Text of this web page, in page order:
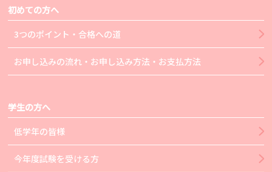
初めての方へ
3つのポイント・合格への道
お申し込みの流れ・お申し込み方法・お支払方法
学生の方へ
低学年の皆様
今年度試験を受ける方